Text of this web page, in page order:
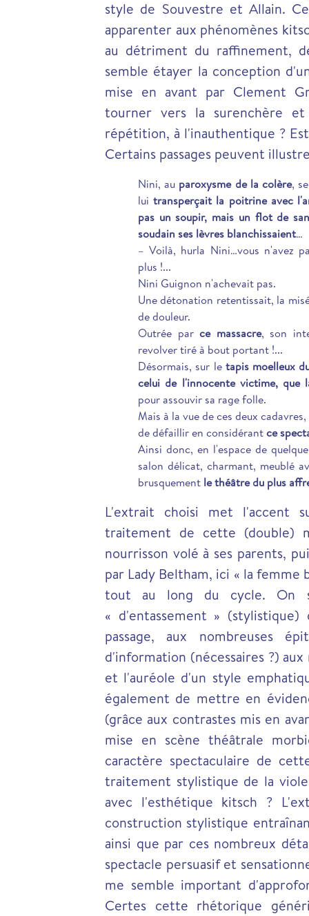
style de Souvestre et Allain.
apparenter aux phénomènes
au détriment du raffinement,
semble étayer la conception
mise en avant par Clement
tourner vers la surenchère
répétition, à l'inauthentique ?
Certains passages peuvent
Nini, au paroxysme de la colère,
luitransperçait la poitrine avec
pas un soupir, mais un flot de
soudain ses lèvres blanchissaient…
– Voilà, hurla Nini…vous n'avez
plus !...
Nini Guignon n'achevait pas.
Une détonation retentissait, la
de douleur.
Outrée parce massacre, son
revolver tiré à bout portant !...
Désormais, sur le tapis moelleux
celui de l'innocente victime, que
pour assouvir sa rage folle.
Mais à la vue de ces deux
de défaillir en considérantce
Ainsi donc, en l'espace de
salon délicat, charmant, meublé
brusquement le théâtre du plus
L'extrait choisi met l'accent
traitement de cette (double)
nourrisson volé à ses parents,
par Lady Beltham, ici « la
tout au long du cycle. On
« d'entassement »
passage, aux nombreuses
d'information (nécessaires ?)
et l'auréole d'un style
également de mettre en
(grâce aux contrastes mis en
mise en scène théâtrale
caractère spectaculaire de
traitement stylistique de la
avec l'esthétique kitsch ?
construction stylistique
ainsi que par ces nombreux
spectacle persuasif et
me semble important
Certes cette rhétorique